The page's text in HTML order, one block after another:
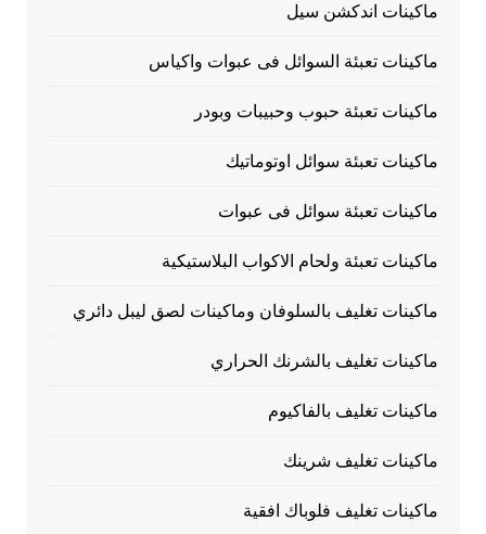
ماكينات اندكشن سيل
ماكينات تعبئة السوائل فى عبوات واكياس
ماكينات تعبئة حبوب وحبيبات وبودر
ماكينات تعبئة سوائل اوتوماتيك
ماكينات تعبئة سوائل فى عبوات
ماكينات تعبئة ولحام الاكواب البلاستيكية
ماكينات تغليف بالسلوفان وماكينات لصق ليبل دائري
ماكينات تغليف بالشرنك الحراري
ماكينات تغليف بالفاكيوم
ماكينات تغليف شرينك
ماكينات تغليف فلوباك افقية